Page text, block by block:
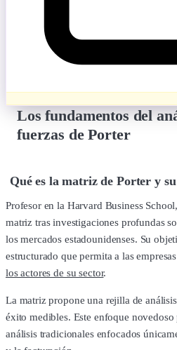
Los fundamentos del
fuerzas de Porter
Qué es la matriz de Porter y
Profesor en la Harvard Business
matriz tras investigaciones profundas
los mercados estadounidenses. Su
estructurado que permita a las
los actores de su sector.
La matriz propone una rejilla de
éxito medibles. Este enfoque
análisis tradicionales enfocados